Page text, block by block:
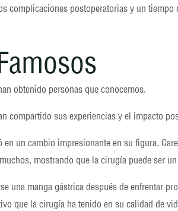
complicaciones postoperatorias y un
obtenido personas que conocemos.
compartido sus experiencias y el impacto
un cambio impresionante en su figura.
mostrando que la cirugía puede ser
una manga gástrica después de enfrentar
que la cirugía ha tenido en su calidad de